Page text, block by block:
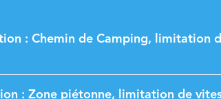
: Chemin de Camping, limitation
: Zone piétonne, limitation de